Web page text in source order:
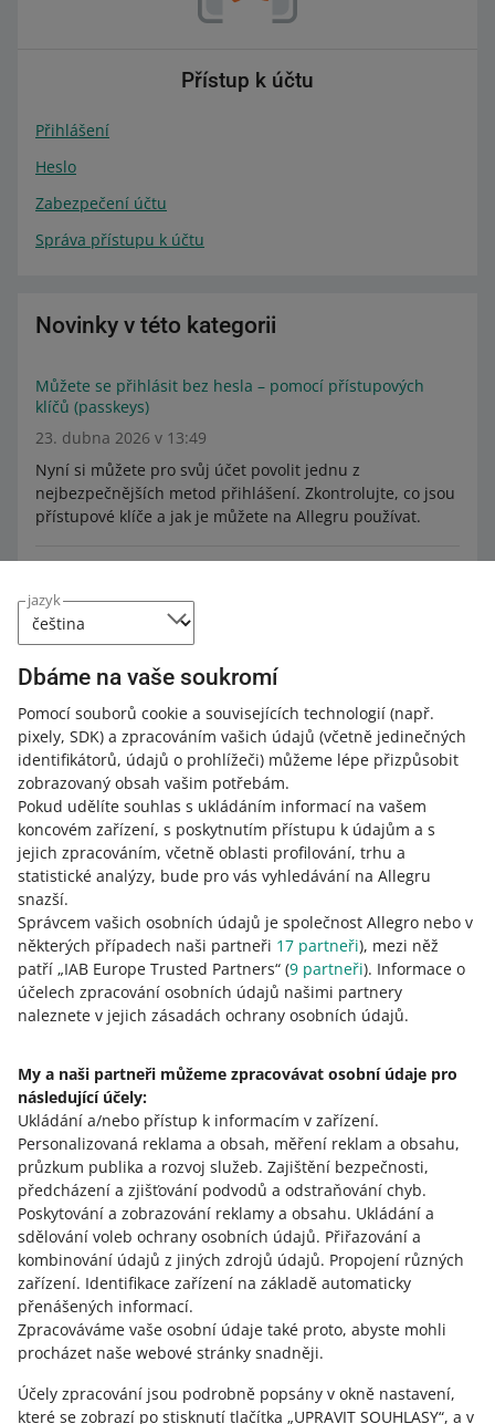
jazyk
Dbáme na vaše soukromí
Pomocí souborů cookie a souvisejících technologií (např.
pixely, SDK) a zpracováním vašich údajů (včetně jedinečných
identifikátorů, údajů o prohlížeči) můžeme lépe přizpůsobit
zobrazovaný obsah vašim potřebám.
Pokud udělíte souhlas s ukládáním informací na vašem
koncovém zařízení, s poskytnutím přístupu k údajům a s
jejich zpracováním, včetně oblasti profilování, trhu a
statistické analýzy, bude pro vás vyhledávání na Allegru
snazší.
Správcem vašich osobních údajů je společnost Allegro nebo v
některých případech naši partneři 17 partneři), mezi něž
patří „IAB Europe Trusted Partners“ (9 partneři). Informace o
účelech zpracování osobních údajů našimi partnery
naleznete v jejich zásadách ochrany osobních údajů.
My a naši partneři můžeme zpracovávat osobní údaje pro
následující účely:
Ukládání a/nebo přístup k informacím v zařízení.
Personalizovaná reklama a obsah, měření reklam a obsahu,
průzkum publika a rozvoj služeb. Zajištění bezpečnosti,
předcházení a zjišťování podvodů a odstraňování chyb.
Poskytování a zobrazování reklamy a obsahu. Ukládání a
sdělování voleb ochrany osobních údajů. Přiřazování a
kombinování údajů z jiných zdrojů údajů. Propojení různých
zařízení. Identifikace zařízení na základě automaticky
přenášených informací.
Zpracováváme vaše osobní údaje také proto, abyste mohli
procházet naše webové stránky snadněji.
Účely zpracování jsou podrobně popsány v okně nastavení,
které se zobrazí po stisknutí tlačítka „UPRAVIT SOUHLASY“, a v
Přístup k účtu
Přihlášení
Heslo
Zabezpečení účtu
Správa přístupu k účtu
Novinky v této kategorii
Můžete se přihlásit bez hesla – pomocí přístupových
klíčů (passkeys)
23. dubna 2026 v 13:49
Nyní si můžete pro svůj účet povolit jednu z
nejbezpečnějších metod přihlášení. Zkontrolujte, co jsou
přístupové klíče a jak je můžete na Allegru používat.
20. října 2025 v 12:52
Nyní můžete snadněji udělovat oprávnění svým
zaměstnancům. Zjistěte více.
Nařízení o bateriích vstoupilo v platnost. Podívejte se,
jak můžete poskytnout údaje požadované zákonem
18. srpna 2025 v 15:06
Požadované údaje můžete přidat na záložce EPR v Sales
Center – v závislosti na tom, zda jste výrobcem baterií na
daném trhu.
Odešlete správné prohlášení v závislosti na tom, zda
jste výrobcem baterií
11. srpna 2025 v 9:53
Upravujeme další možnosti na naší platformě, abychom
vám pomohli prodávat na Allegru v souladu se zákonem.
Ode dneška můžete přidávat obrázkové soubory v
záložce Moji neaktivní kupující
22. května 2024 v 10:01
Ode dneška budete moci všechny tyto materiály přidávat
přímo v záložce Moji neaktivní kupující.
VIZ STARŠÍ